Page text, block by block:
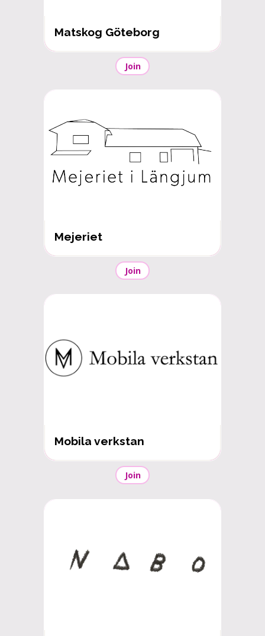
Matskog Göteborg
Join
Mejeriet
Join
Mobila verkstan
Join